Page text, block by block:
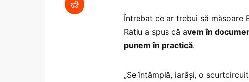
Întrebat ce ar trebui să măsoare
Ratiu a spus că avem în
punem în practică.
„Se întâmplă, iarăși, o